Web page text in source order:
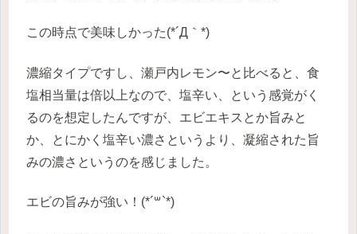
この時点で美味しかった(*´Д｀*)
濃縮タイプですし、瀬戸内レモン〜と比べると、食
塩相当量は倍以上なので、塩辛い、という感覚がく
るのを想定したんですが、エビエキスとか旨みと
か、とにかく塩辛い濃さというより、凝縮された旨
みの濃さというのを感じました。
エビの旨みが強い！(*´꒳`*)